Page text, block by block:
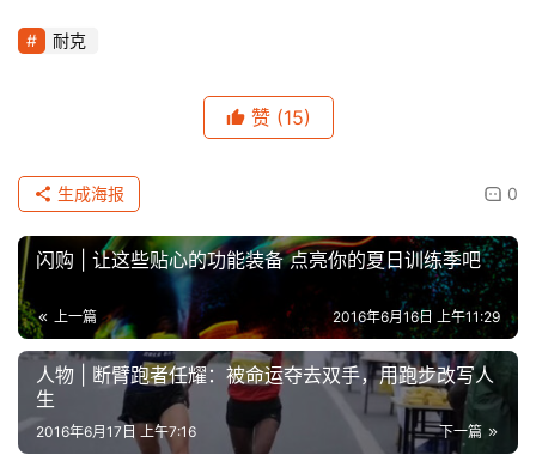
比
赛
观
耐克
赞 (15)
0
生成海报
闪购 | 让这些贴心的功能装备 点亮你的夏日训练季吧
上一篇 2016年6月16日 上午11:29
人物 | 断臂跑者任耀：被命运夺去双手，用跑步改写人
生
下一篇
2016年6月17日 上午7:16